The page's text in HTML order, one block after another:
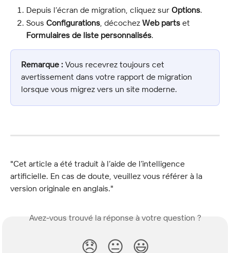
Depuis l’écran de migration, cliquez sur Options.
Sous Configurations , décochez Web parts et
Formulaires de liste personnalisés.
Remarque : Vous recevrez toujours cet
avertissement dans votre rapport de migration
lorsque vous migrez vers un site moderne.
"Cet article a été traduit à l’aide de l’intelligence
artificielle. En cas de doute, veuillez vous référer à la
version originale en anglais."
Avez-vous trouvé la réponse à votre question ?
😞 😐 😃